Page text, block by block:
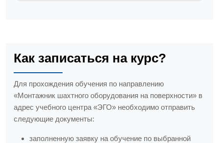
Как записаться на курс?
Для прохождения обучения по направлению
«Монтажник шахтного оборудования на поверхности» в
адрес учебного центра «ЭГО» необходимо отправить
следующие документы:
заполненную заявку на обучение по выбранной